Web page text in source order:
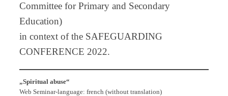
Committee for Primary and Secondary
Education)
in context of the SAFEGUARDING
CONFERENCE 2022.
„Spiritual abuse“
Web Seminar-language: french (without translation)